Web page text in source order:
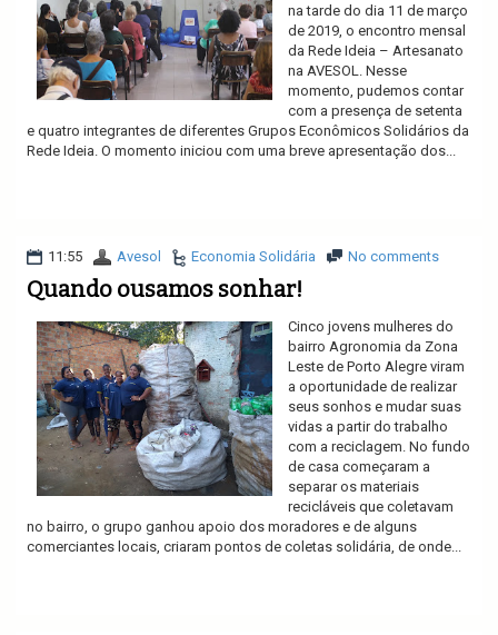
na tarde do dia 11 de março
de 2019, o encontro mensal
da Rede Ideia – Artesanato
na AVESOL. Nesse
momento, pudemos contar
com a presença de setenta
e quatro integrantes de diferentes Grupos Econômicos Solidários da
Rede Ideia. O momento iniciou com uma breve apresentação dos...
11:55 Avesol Economia Solidária No comments
Quando ousamos sonhar!
Cinco jovens mulheres do
bairro Agronomia da Zona
Leste de Porto Alegre viram
a oportunidade de realizar
seus sonhos e mudar suas
vidas a partir do trabalho
com a reciclagem. No fundo
de casa começaram a
separar os materiais
recicláveis que coletavam
no bairro, o grupo ganhou apoio dos moradores e de alguns
comerciantes locais, criaram pontos de coletas solidária, de onde...